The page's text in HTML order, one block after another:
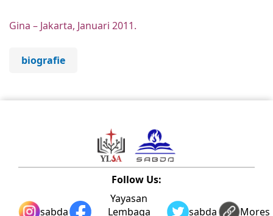
Gina – Jakarta, Januari 2011.
biografie
Follow Us:
sabda_ylsa
Yayasan
Lembaga
sabda_ylsaMores